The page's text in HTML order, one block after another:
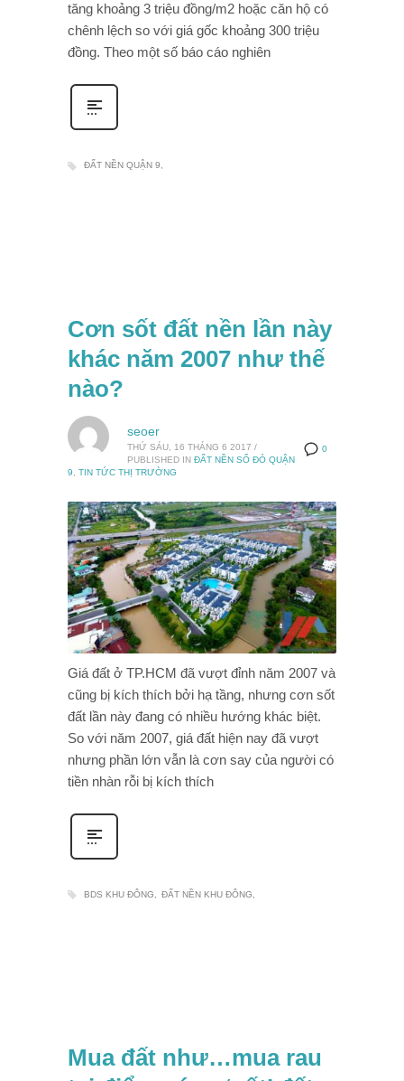
tăng khoảng 3 triệu đồng/m2 hoặc căn hộ có
chênh lệch so với giá gốc khoảng 300 triệu
đồng. Theo một số báo cáo nghiên
ĐẤT NỀN QUẬN 9
Cơn sốt đất nền lần này
khác năm 2007 như thế
nào?
0
seoer
THỨ SÁU, 16 THÁNG 6 2017 /
PUBLISHED IN ĐẤT NỀN SỔ ĐỎ QUẬN
9
TIN TỨC THỊ TRƯỜNG
Giá đất ở TP.HCM đã vượt đỉnh năm 2007 và
cũng bị kích thích bởi hạ tầng, nhưng cơn sốt
đất lần này đang có nhiều hướng khác biệt.
So với năm 2007, giá đất hiện nay đã vượt
nhưng phần lớn vẫn là cơn say của người có
tiền nhàn rỗi bị kích thích
BDS KHU ĐÔNG ĐẤT NỀN KHU ĐÔNG
Mua đất như…mua rau